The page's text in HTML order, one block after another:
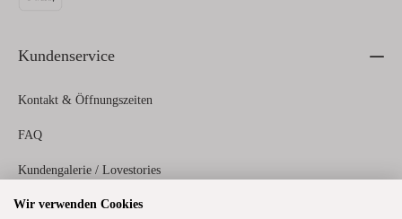
Kundenservice
Kontakt & Öffnungszeiten
FAQ
Kundengalerie / Lovestories
Zahlungs- und Versandinformationen
Wir verwenden Cookies